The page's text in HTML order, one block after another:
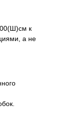
к
а не